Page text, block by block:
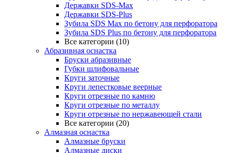
Державки SDS-Max
Державки SDS-Plus
Зубила SDS Mах по бетону для перфоратора
Зубила SDS Plus по бетону для перфоратора
Все категории (10)
Абразивная оснастка
Бруски абразивные
Губки шлифовальные
Круги заточные
Круги лепестковые веерные
Круги отрезные по камню
Круги отрезные по металлу
Круги отрезные по нержавеющей стали
Все категории (20)
Алмазная оснастка
Алмазные бруски
Алмазные диски